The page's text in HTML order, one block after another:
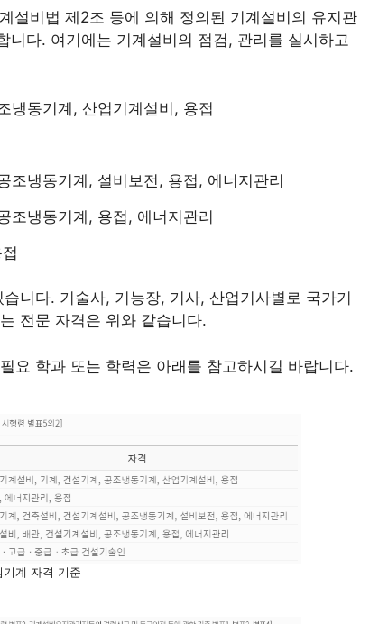
설비법 제2조 등에 의해 정의된 기계설비의 유지관
니다. 여기에는 기계설비의 점검, 관리를 실시하고
냉동기계, 산업기계설비, 용접
조냉동기계, 설비보전, 용접, 에너지관리
조냉동기계, 용접, 에너지관리
니다. 기술사, 기능장, 기사, 산업기사별로 국가기
전문 자격은 위와 같습니다.
요 학과 또는 학력은 아래를 참고하시길 바랍니다.
기계 자격 기준